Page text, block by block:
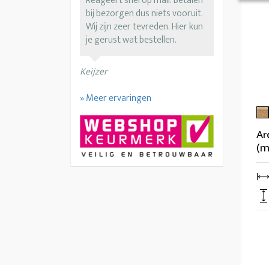
bij bezorgen dus niets vooruit.
Wij zijn zeer tevreden. Hier kun
je gerust wat bestellen.
Keijzer
» Meer ervaringen